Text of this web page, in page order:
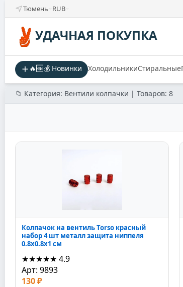
Тюмень RUB
УДАЧНАЯ ПОКУПКА
🔥🆕💰 Новинки ХолодильникиСтиральные
📁 Категория: Вентили колпачки | Товаров: 8
Колпачок на вентиль Torso красный
набор 4 шт металл защита ниппеля
0.8x0.8x1 см
★★★★★ 4.9
Арт: 9893
130 ₽